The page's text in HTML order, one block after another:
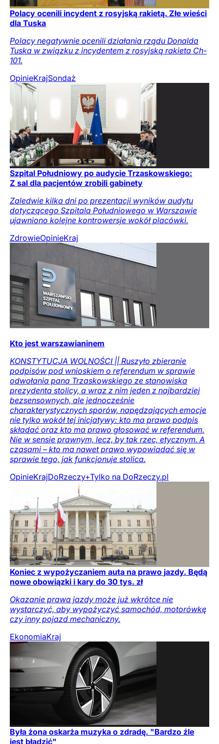
Polacy ocenili incydent z rosyjską rakietą. Złe wieści
dla Tuska
Polacy negatywnie ocenili działania rządu Donalda
Tuska w związku z incydentem z rosyjską rakieta Ch-
101.
OpinieKrajSondaż
Szpital Południowy po audycie Trzaskowskiego:
Z sal dla pacjentów zrobili gabinety
Zaledwie kilka dni po prezentacji wyników audytu
dotyczącego Szpitala Południowego w Warszawie
ujawniono kolejne kontrowersje wokół placówki.
ZdrowieOpinieKraj
Kto jest warszawianinem
KONSTYTUCJA WOLNOŚCI || Ruszyło zbieranie
podpisów pod wnioskiem o referendum w sprawie
odwołania pana Trzaskowskiego ze stanowiska
prezydenta stolicy, a wraz z nim jeden z najbardziej
bezsensownych, ale jednocześnie
charakterystycznych sporów, napędzających emocje
nie tylko wokół tej inicjatywy: kto ma prawo podpis
składać oraz kto ma prawo głosować w referendum.
Nie w sensie prawnym, lecz, by tak rzec, etycznym. A
czasami – kto ma nawet prawo wypowiadać się w
sprawie tego, jak funkcjonuje stolica.
OpinieKrajDoRzeczy+Tylko na DoRzeczy.pl
Koniec z wypożyczaniem auta na prawo jazdy. Będą
nowe obowiązki i kary do 30 tys. zł
Okazanie prawa jazdy może już wkrótce nie
wystarczyć, aby wypożyczyć samochód, motorówkę
czy inny pojazd mechaniczny.
EkonomiaKraj
Była żona oskarża muzyka o zdradę. "Bardzo źle
jest błądzić"